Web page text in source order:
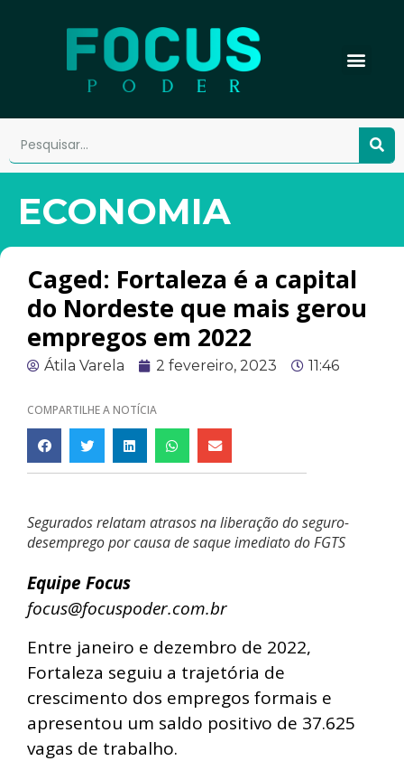
ECONOMIA
Caged: Fortaleza é a capital
do Nordeste que mais gerou
empregos em 2022
Átila Varela 2 fevereiro, 2023 11:46
COMPARTILHE A NOTÍCIA
Segurados relatam atrasos na liberação do seguro-
desemprego por causa de saque imediato do FGTS
Equipe Focus
focus@focuspoder.com.br
Entre janeiro e dezembro de 2022,
Fortaleza seguiu a trajetória de
crescimento dos empregos formais e
apresentou um saldo positivo de 37.625
vagas de trabalho.